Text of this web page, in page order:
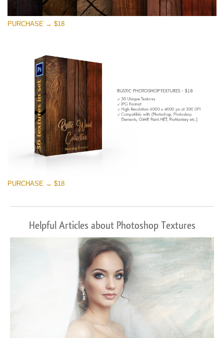
Free download
PURCHASE → $18
PURCHASE → $18
Helpful Articles about Photoshop Textures